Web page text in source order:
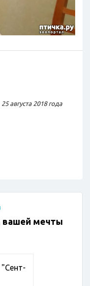
25 августа 2018 года
вашей мечты